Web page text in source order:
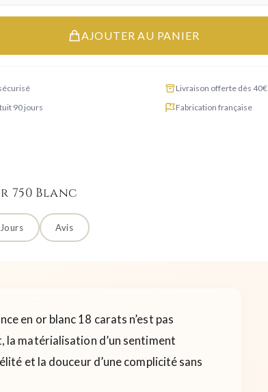
AJOUTER AU PANIER
Livraison offerte dès 40€
90 jours
Fabrication française
750 Blanc
Avis
en or blanc 18 carats n’est pas
la matérialisation d’un sentiment
et la douceur d’une complicité sans